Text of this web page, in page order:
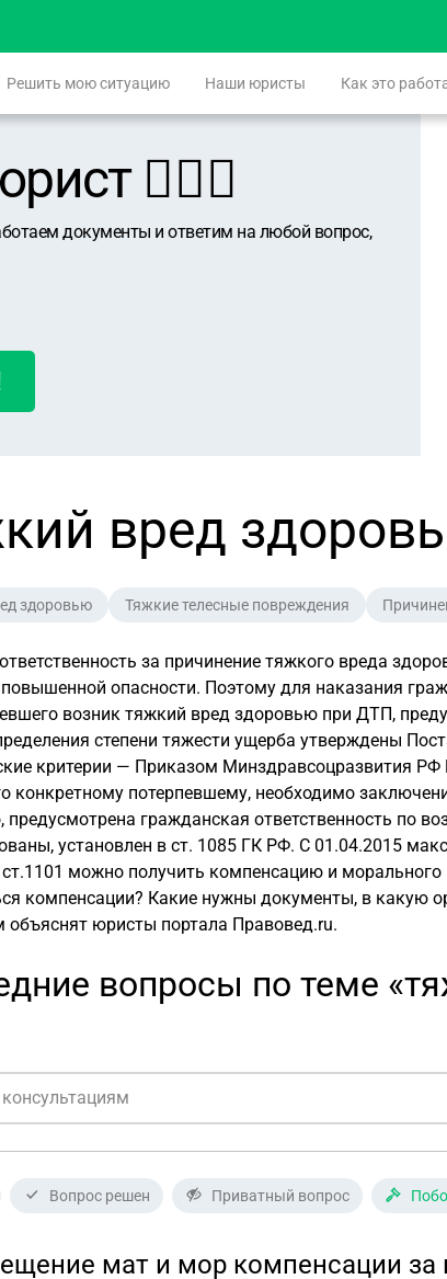
Решить мою ситуацию Наши юристы Как это
👨🏻‍⚖️
документы и ответим на любой вопрос,
вред
здоровью Тяжкие телесные повреждения
за причинение тяжкого вреда
опасности. Поэтому для наказания
возник тяжкий вред здоровью при ДТП,
степени тяжести ущерба утверждены
критерии — Приказом Минздравсоцразвития
конкретному потерпевшему, необходимо
предусмотрена гражданская ответственность по
установлен в ст. 1085 ГК РФ. С 01.04.2015
ст.1101 можно получить компенсацию и морального
компенсации? Какие нужны документы, в какую
объяснят юристы портала Правовед.ru.
вопросы по теме
Вопрос решен Приватный вопрос
мат и мор компенсации